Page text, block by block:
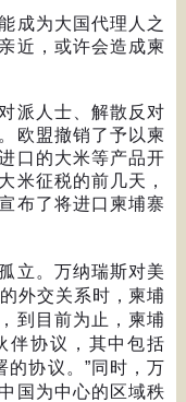
成为大国代理人之
近，或许会造成柬
派人士、解散反对
欧盟撤销了予以柬
口的大米等产品开
米征税的前几天，
布了将进口柬埔寨
立。万纳瑞斯对美
外交关系时，柬埔
到目前为止，柬埔
伴协议，其中包括
的协议。 ”同时，万
国为中心的区域秩